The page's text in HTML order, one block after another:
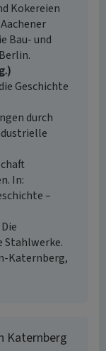
Kokereien
Bau- und
Geschichte
durch
In:
–
Die
Stahlwerke.
Katernberg,
Katernberg